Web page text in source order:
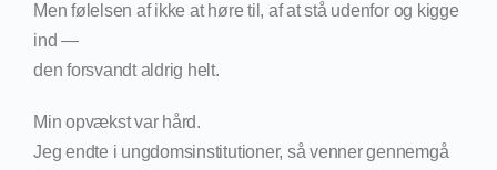
Men følelsen af ikke at høre til, af at stå udenfor og kigge
ind —
den forsvandt aldrig helt.
Min opvækst var hård.
Jeg endte i ungdomsinstitutioner, så venner gennemgå